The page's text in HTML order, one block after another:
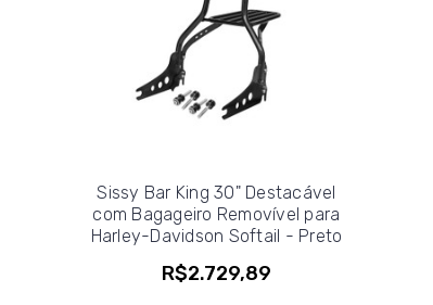
Sissy Bar King 30" Destacável
com Bagageiro Removível para
Harley-Davidson Softail - Preto
R$2.729,89